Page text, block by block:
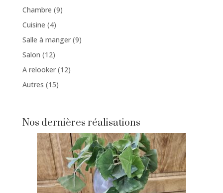
produits
Chambre 99
Cuisine 44
produits
Salle à manger 99
Salon 1212
produits
A relooker 1212
Autres 1515
Nos dernières réalisations